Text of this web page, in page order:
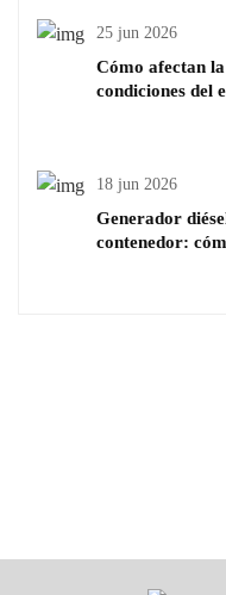
25 jun 2026
Cómo afectan
condiciones del
18 jun 2026
Generador
contenedor: